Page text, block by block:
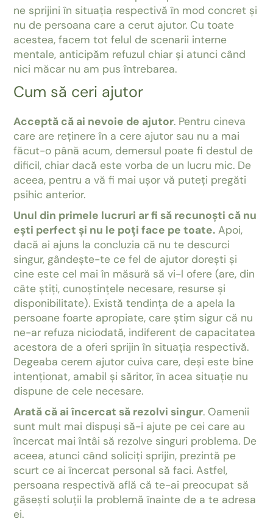
ne sprijini în situația respectivă în mod concret și
nu de persoana care a cerut ajutor. Cu toate
acestea, facem tot felul de scenarii interne
mentale, anticipăm refuzul chiar și atunci când
nici măcar nu am pus întrebarea.
Cum să ceri ajutor
Acceptă că ai nevoie de ajutor. Pentru cineva
care are reținere în a cere ajutor sau nu a mai
făcut-o până acum, demersul poate fi destul de
dificil, chiar dacă este vorba de un lucru mic. De
aceea, pentru a vă fi mai ușor vă puteți pregăti
psihic anterior.
Unul din primele lucruri ar fi să recunoști că nu
ești perfect și nu le poți face pe toate. Apoi,
dacă ai ajuns la concluzia că nu te descurci
singur, gândește-te ce fel de ajutor dorești și
cine este cel mai în măsură să vi-l ofere (are, din
câte știți, cunoștințele necesare, resurse și
disponibilitate). Există tendința de a apela la
persoane foarte apropiate, care știm sigur că nu
ne-ar refuza niciodată, indiferent de capacitatea
acestora de a oferi sprijin în situația respectivă.
Degeaba cerem ajutor cuiva care, deși este bine
intenționat, amabil și săritor, în acea situație nu
dispune de cele necesare.
Arată că ai încercat să rezolvi singur. Oamenii
sunt mult mai dispuși să-i ajute pe cei care au
încercat mai întâi să rezolve singuri problema. De
aceea, atunci când soliciți sprijin, prezintă pe
scurt ce ai încercat personal să faci. Astfel,
persoana respectivă află că te-ai preocupat să
găsești soluții la problemă înainte de a te adresa
ei.